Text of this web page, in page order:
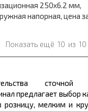
250x6.2 мм,
напорная, цена
Показать ещё 10 из 10
предлагает выбор
мелким и